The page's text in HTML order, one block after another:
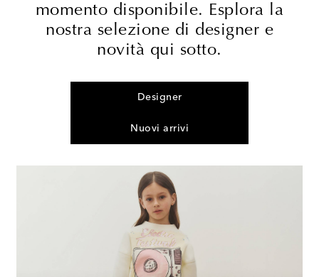
momento disponibile. Esplora la
nostra selezione di designer e
novità qui sotto.
Designer
Nuovi arrivi